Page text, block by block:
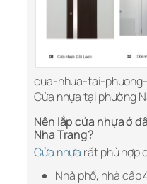
cua-nhua-tai-
Cửa nhựa tại phường
Nên lắp cửa nhựa ở
Nha Trang?
Cửa nhựa rất phù hợp
Nhà phố, nhà cấp